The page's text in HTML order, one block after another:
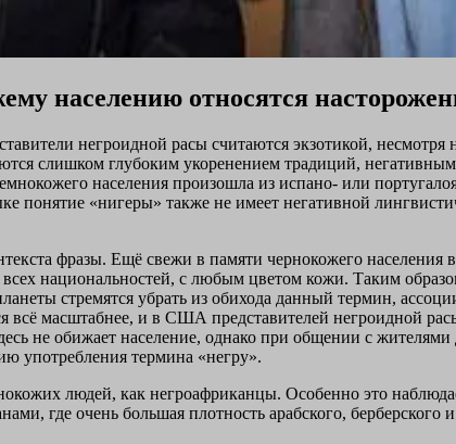
населению относятся
негроидной расы считаются экзотикой,
слишком глубоким укоренением традиций,
населения произошла из испано- или
понятие «нигеры» также не имеет негативной
фразы. Ещё свежи в памяти чернокожего населения
всех национальностей, с любым цветом кожи. Таким
стремятся убрать из обихода данный термин,
всё масштабнее, и в США представителей негроидной
не обижает население, однако при общении с
употребления термина «негру».
людей, как негроафриканцы. Особенно это
где очень большая плотность арабского,